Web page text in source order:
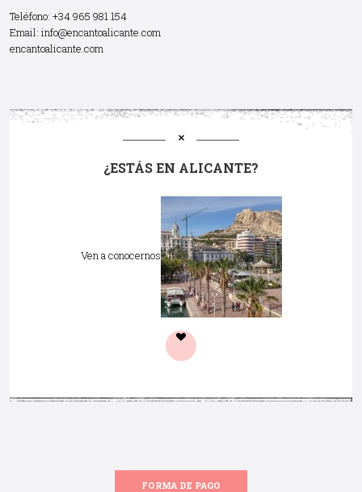
Teléfono: +34 965 981 154
Email: info@encantoalicante.com
encantoalicante.com
¿ESTÁS EN ALICANTE?
Ven a conocernos
FORMA DE PAGO